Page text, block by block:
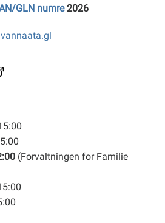
GLN numre2026
(Forvaltningen for Familie